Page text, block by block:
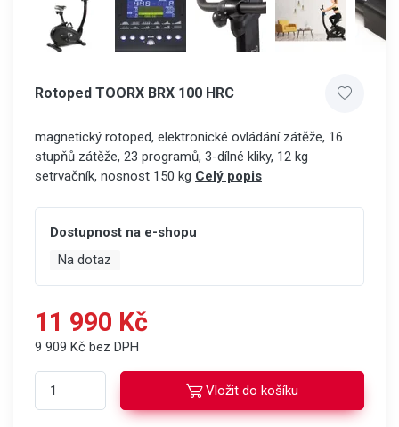
Rotoped TOORX BRX 100 HRC
magnetický rotoped, elektronické ovládání zátěže, 16
stupňů zátěže, 23 programů, 3-dílné kliky, 12 kg
setrvačník, nosnost 150 kg Celý popis
Dostupnost na e-shopu
Na dotaz
11 990 Kč
9 909 Kč bez DPH
Vložit do košíku